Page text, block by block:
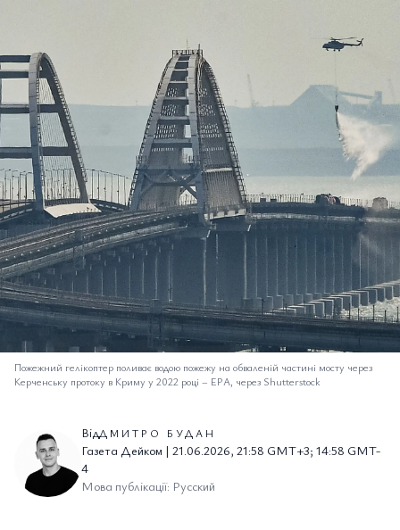
Пожежний гелікоптер поливає водою пожежу на обваленій частині мосту через
Керченську протоку в Криму у 2022 році – EPA, через Shutterstock
ВідДМИТРО БУДАН
Газета Дейком | 21.06.2026, 21:58 GMT+3; 14:58 GMT-
4
Мова публікації: Русский